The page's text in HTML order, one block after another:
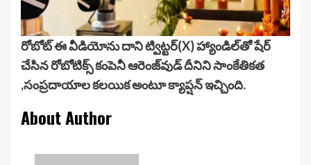
రోబోట్ ఈ వీడియోను దాని ట్విట్టర్(X) హ్యాండిల్‌తో షేర్
చేసిన రోబోటిక్స్ కంపెనీ ఆరెంజ్‌వుడ్ దీనిని సాంకేతికత
,సంప్రదాయాల కలయిక అంటూ క్యాప్షన్ ఇచ్చింది.
About Author